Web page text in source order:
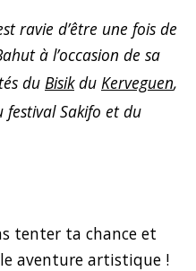
ravie d’être une fois de
à l’occasion de sa
du Bisikdu Kerveguen,
festival Sakifo et du
tenter ta chance et
aventure artistique !